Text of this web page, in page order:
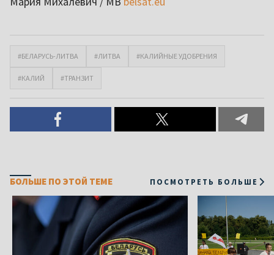
#БЕЛАРУСЬ-ЛИТВА #ЛИТВА #КАЛИЙНЫЕ УДОБРЕНИЯ
#КАЛИЙ #ТРАНЗИТ
БОЛЬШЕ ПО ЭТОЙ ТЕМЕ ПОСМОТРЕТЬ БОЛЬШЕ